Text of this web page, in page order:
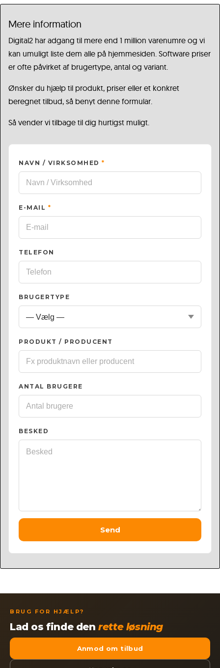
Mere information
Digital2 har adgang til mere end 1 million varenumre og vi
kan umuligt liste dem alle på hjemmesiden. Software priser
er ofte påvirket af brugertype, antal og variant.
Ønsker du hjælp til produkt, priser eller et konkret
beregnet tilbud, så benyt denne formular.
Så vender vi tilbage til dig hurtigst muligt.
NAVN / VIRKSOMHED *
E-MAIL *
TELEFON
BRUGERTYPE
PRODUKT / PRODUCENT
ANTAL BRUGERE
BESKED
Send
BRUG FOR HJÆLP?
Lad os finde denrette løsning
Anmod om tilbud